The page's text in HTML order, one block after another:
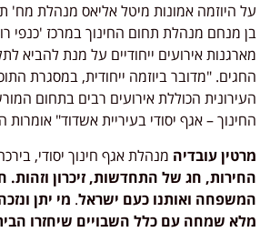
על היוזמה אמונות מיטל אליאס מנהלת מח'
בן מנחם מנהלת תחום החינוך במרכז 'כנפי
מארגנות אירועים ייחודיים על מנת להביא
החגים. "מדובר ביוזמה ייחודית, במסגרת
העירונית הכוללת אירועים רבים בתחום
החינוך – אגף יסודי בעיריית אשדוד" אומרות
מרטין עובדיה מנהלת אגף חינוך יסודי,
החירות, חג של התחדשות, זיכרון
המשפחה ואותנו כעם ישראל. מי יתן
מלא שמחה עם כלל השבויים שיחזרו